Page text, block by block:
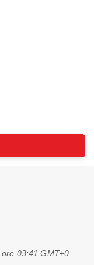
03:41 GMT+0